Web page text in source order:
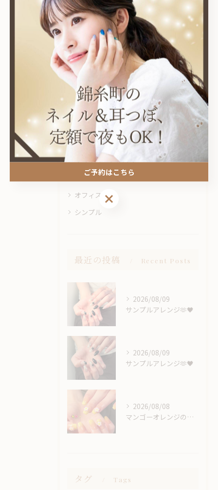
関連タグ
#錦糸町
カテゴリー Categories
全てのカテゴリー
耳つぼ
プライベートサロン
ニュアンス
オフィス
シンプル
最近の投稿 Recent Posts
2026/08/09
サンプルアレンジ🫶🖤
2026/08/09
サンプルアレンジ🫶🖤
2026/08/08
マンゴーオレンジのようなカラー🥭‪🧡‬‪
タグ Tags
ご予約はこちら
ご予約はこちら